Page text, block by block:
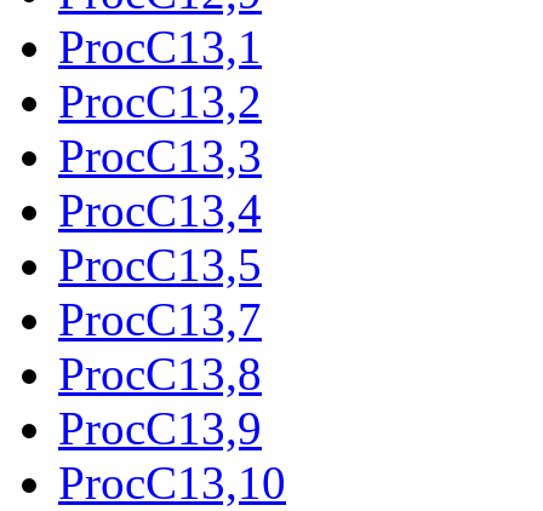
ProcC13,1
ProcC13,2
ProcC13,3
ProcC13,4
ProcC13,5
ProcC13,7
ProcC13,8
ProcC13,9
ProcC13,10